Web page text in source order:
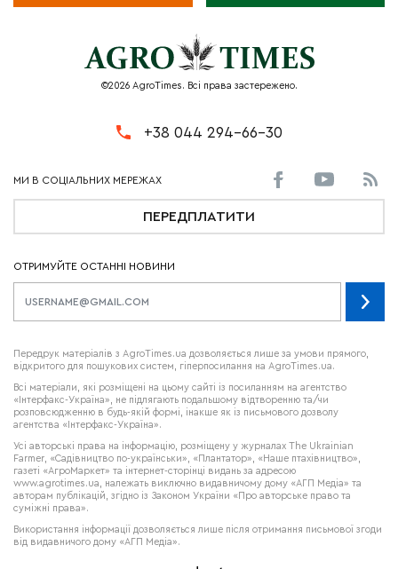
©2026 AgroTimes. Всі права застережено.
+38 044 294-66-30
ПЕРЕДПЛАТИТИ
ОТРИМУЙТЕ ОСТАННІ НОВИНИ
Передрук матеріалів з AgroTimes.ua дозволяється лише за умови прямого,
відкритого для пошукових систем, гіперпосилання на AgroTimes.ua.
Всі матеріали, які розміщені на цьому сайті із посиланням на агентство
«Інтерфакс-Україна», не підлягають подальшому відтворенню та/чи
розповсюдженню в будь-якій формі, інакше як із письмового дозволу
агентства «Інтерфакс-Україна».
Усі авторські права на інформацію, розміщену у журналах The Ukrainian
Farmer , «Садівництво по-українськи», «Плантатор», «Наше птахівництво»,
газеті «АгроМаркет» та інтернет-сторінці видань за адресою
www.agrotimes.ua,
належать виключно видавничому дому «АГП Медіа» та
авторам публікацій, згідно із Законом України «Про авторське право та
суміжні права».
Використання інформації дозволяється лише після отримання письмової згоди
від видавничого дому «АГП Медіа».